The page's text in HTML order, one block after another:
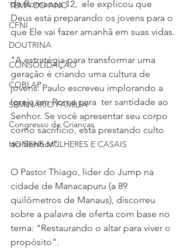
TEMA DO ANO
CFNI
DOUTRINA
CONSOLIDAÇÃO
COBLAP
SEMINÁRIO FAMÍLIA
Congresso de Crianças
HOMENS MULHERES E CASAIS
de Romanos 12,  ele explicou que
Deus está preparando os jovens para o
que Ele vai fazer amanhã em suas vidas.
"A estratégia para transformar uma
geração é criando uma cultura de
jovens. Paulo escreveu implorando a
Igreja em Roma para  ter santidade ao
Senhor. Se você apresentar seu corpo
como sacrifício, está prestando culto
ao Senhor".
O Pastor Thiago, líder do Jump na
cidade de Manacapuru (a 89
quilômetros de Manaus), discorreu
sobre a palavra de oferta com base no
tema: "Restaurando o altar para viver o
propósito".